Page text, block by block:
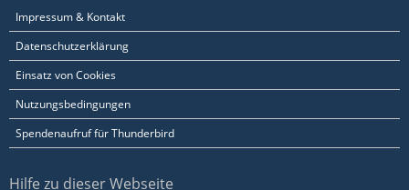
Impressum & Kontakt
Datenschutzerklärung
Einsatz von Cookies
Nutzungsbedingungen
Spendenaufruf für Thunderbird
Hilfe zu dieser Webseite